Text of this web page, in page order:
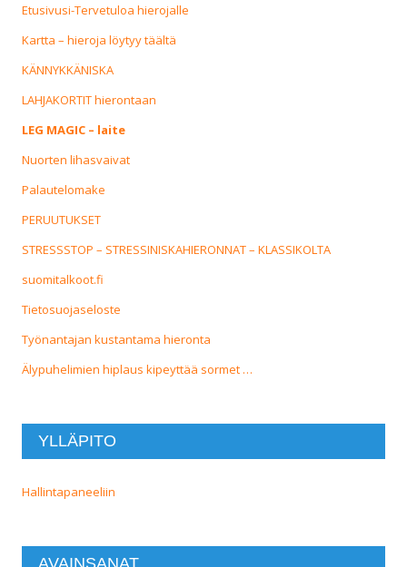
Etusivusi-Tervetuloa hierojalle
Kartta – hieroja löytyy täältä
KÄNNYKKÄNISKA
LAHJAKORTIT hierontaan
LEG MAGIC – laite
Nuorten lihasvaivat
Palautelomake
PERUUTUKSET
STRESSSTOP – STRESSINISKAHIERONNAT – KLASSIKOLTA
suomitalkoot.fi
Tietosuojaseloste
Työnantajan kustantama hieronta
Älypuhelimien hiplaus kipeyttää sormet …
YLLÄPITO
Hallintapaneeliin
AVAINSANAT